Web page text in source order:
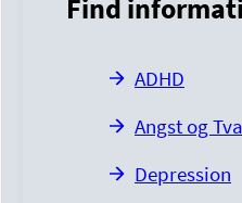
Find
ADHD
Angst og
Depression